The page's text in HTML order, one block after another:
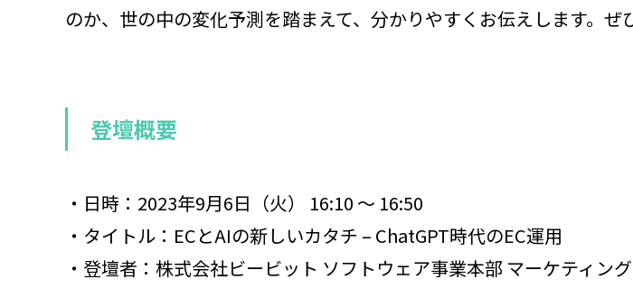
のか、世の中の変化予測を踏まえて、分かりやすくお伝えします。ぜ
登壇概要
・日時：2023年9月6日（火） 16:10 ～ 16:50
・タイトル：ECとAIの新しいカタチ – ChatGPT時代のEC運用
・登壇者：株式会社ビービット ソフトウェア事業本部 マーケティ